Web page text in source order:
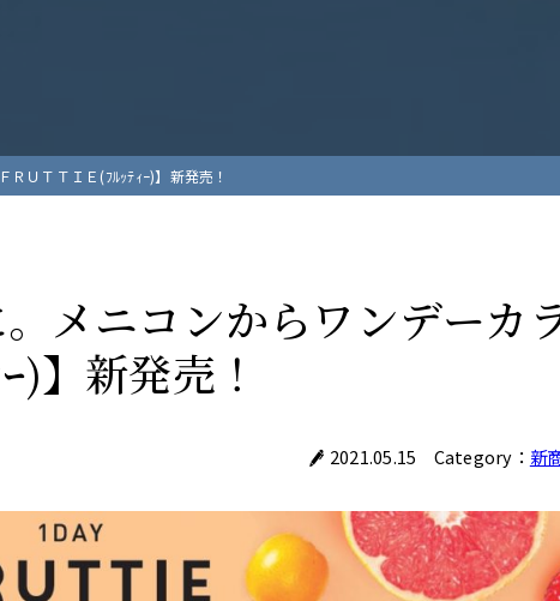
ＵＴＴＩＥ(ﾌﾙｯﾃｨｰ)】新発売！
。メニコンからワンデー
)】新発売！
2021.05.15 Category： 新